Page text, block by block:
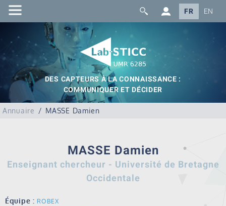
FR EN
DES CAPTEURS À LA CONNAISSANCE :
COMMUNIQUER ET DÉCIDER
Annuaire MASSE Damien
MASSE Damien
Enseignant chercheur - Université de Bretagne
Occidentale
Équipe :ROBEX